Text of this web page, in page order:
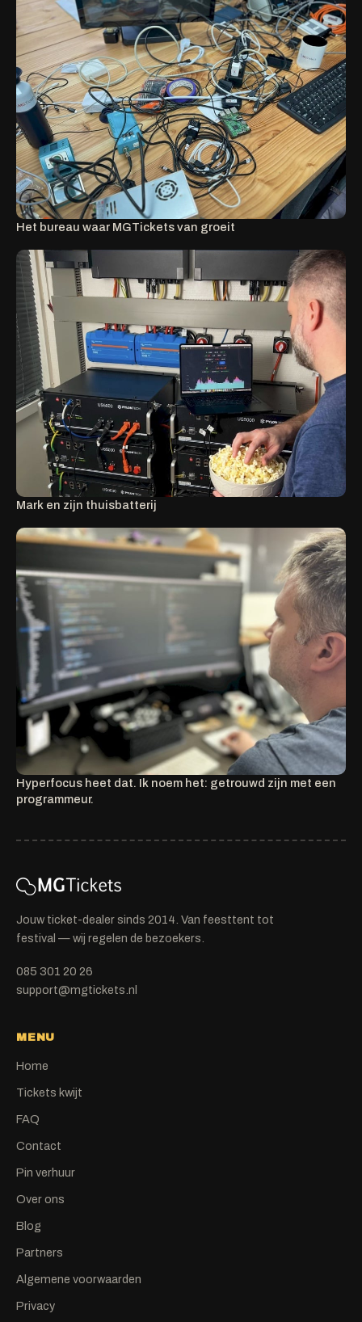
Het bureau waar MGTickets van groeit
Mark en zijn thuisbatterij
Hyperfocus heet dat. Ik noem het: getrouwd zijn met een
programmeur.
Jouw ticket-dealer sinds 2014. Van feesttent tot
festival — wij regelen de bezoekers.
085 301 20 26
support@mgtickets.nl
MENU
Home
Tickets kwijt
FAQ
Contact
Pin verhuur
Over ons
Blog
Partners
Algemene voorwaarden
Privacy